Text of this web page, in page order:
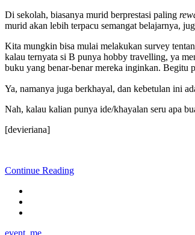
Di sekolah, biasanya murid berprestasi paling
murid akan lebih terpacu semangat belajarnya,
Kita mungkin bisa mulai melakukan survey
kalau ternyata si B punya hobby travelling, ya
buku yang benar-benar mereka inginkan.
Ya, namanya juga berkhayal, dan kebetulan ini
Nah, kalau kalian punya ide/khayalan seru apa
[devieriana]
Continue Reading
event me